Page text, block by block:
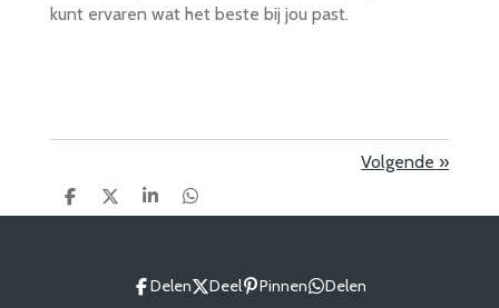
kunt ervaren wat het beste bij jou past.
Volgende »
D
e
D
e
S
h
D
e
Delen Deel Pinnen Delen